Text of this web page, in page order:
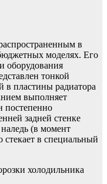
в
моделях. Его
оборудования
тонкой
в пластины радиатора
выполняет
постепенно
задней стенке
наледь (в момент
стекает в специальный